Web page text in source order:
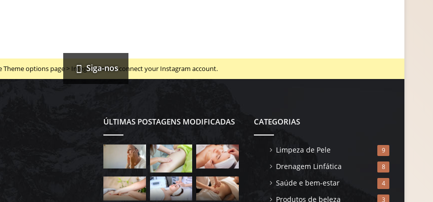
Siga-nos
Theme options page > Integrations, to connect your Instagram account.
ÚLTIMAS POSTAGENS MODIFICADAS CATEGORIAS
Limpeza de Pele 9
Drenagem Linfática 8
Saúde e bem-estar 4
Produtos de beleza 3